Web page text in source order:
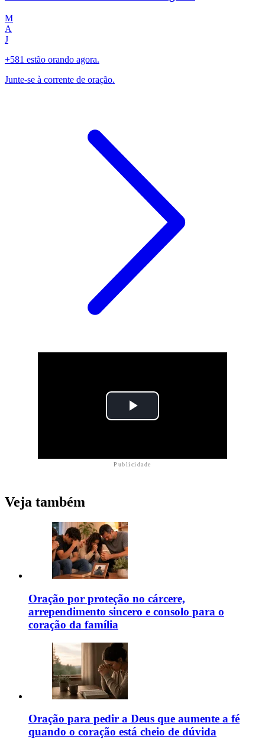
M
A
J
+581 estão orando agora.
Junte-se à corrente de oração.
Publicidade
Veja também
Oração por proteção no cárcere,
arrependimento sincero e consolo para o
coração da família
Oração para pedir a Deus que aumente a fé
quando o coração está cheio de dúvida